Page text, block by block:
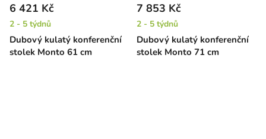
Dubový kulatý konferenční
stolek Monto 61 cm
6 421 Kč
2 - 5 týdnů
Dubový kulatý konferenční
stolek Monto 71 cm
7 853 Kč
2 - 5 týdnů